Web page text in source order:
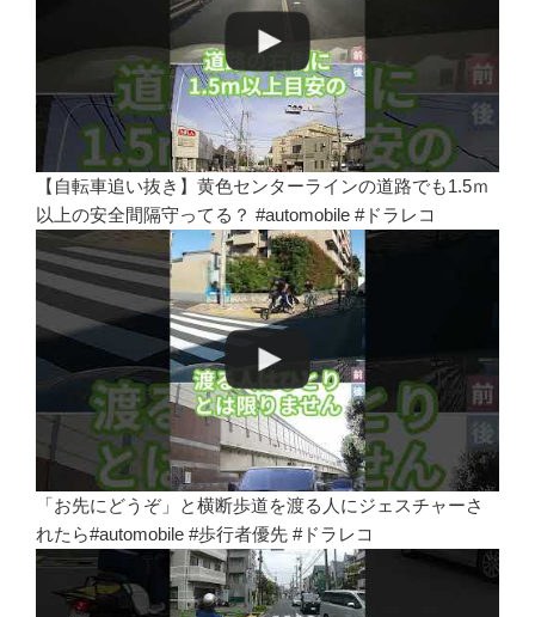
【自転車追い抜き】黄色センターラインの道路でも1.5ｍ
以上の安全間隔守ってる？ #automobile #ドラレコ
「お先にどうぞ」と横断歩道を渡る人にジェスチャーさ
れたら#automobile #歩行者優先 #ドラレコ